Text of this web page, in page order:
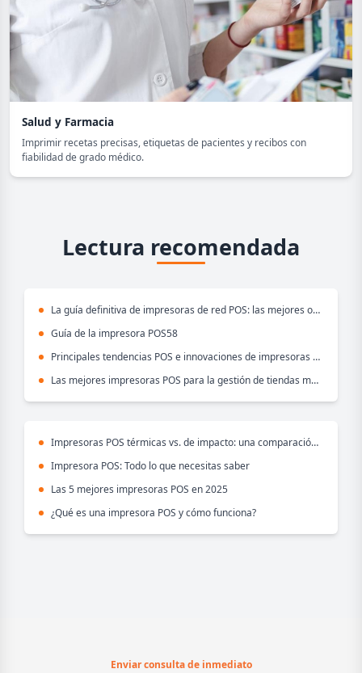
Salud y Farmacia
Imprimir recetas precisas, etiquetas de pacientes y recibos con
fiabilidad de grado médico.
Lectura recomendada
La guía definitiva de impresoras de red POS: las mejores opciones para comercio minorista y restaurantes
Guía de la impresora POS58
Principales tendencias POS e innovaciones de impresoras para 2025
Las mejores impresoras POS para la gestión de tiendas múltiples
Impresoras POS térmicas vs. de impacto: una comparación completa
Impresora POS: Todo lo que necesitas saber
Las 5 mejores impresoras POS en 2025
¿Qué es una impresora POS y cómo funciona?
Enviar consulta de inmediato